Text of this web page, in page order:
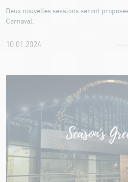
Deux nouvelles sessions seront
Carnaval.
10.01.2024